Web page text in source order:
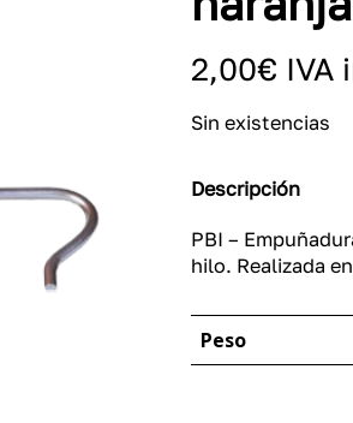
2,00€ IVA
Sin existencias
Descripción
PBI –
hilo. Realizada
Peso